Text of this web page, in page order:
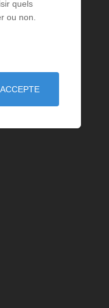
quels
ou non.